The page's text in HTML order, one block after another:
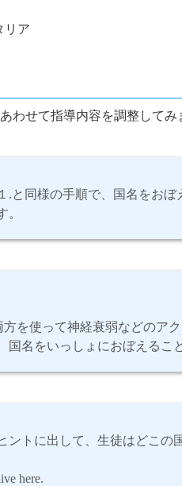
リア
わせて指導内容を調整してみ
.と同様の手順で、国名をお
。
を使って神経衰弱などのア
国名をいっしょにおぼえるこ
ントに出して、生徒はどこの
here.